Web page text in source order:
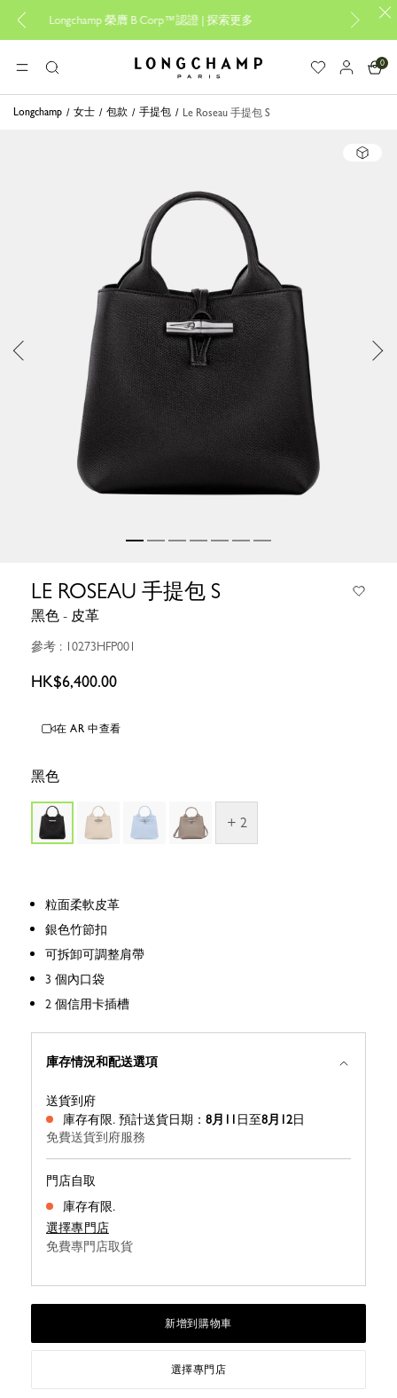
榮膺 B Corp™認證 |探索更多 設計專屬您的My
選單
搜
尋
Longchamp - 主頁
0
Longchamp 女士 包款 手提包 Le Roseau 手提包 S
LE ROSEAU 手提包 S
黑色 - 皮革
參考 : 10273HFP001
HK$6,400.00
在 AR 中查看
黑色
+ 2
粒面柔軟皮革
銀色竹節扣
可拆卸可調整肩帶
3 個內口袋
2 個信用卡插槽
庫存情況和配送選項
門店自取
庫存有限.
選擇專門店
免費專門店取貨
送貨到府
庫存有限. 預計送貨日期： 8月11 日至8月12日
免費送貨到府服務
新增到購物車
選擇專門店